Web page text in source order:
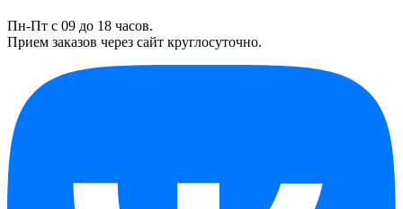
Пн-Пт с 09 до 18 часов.
Прием заказов через сайт круглосуточно.